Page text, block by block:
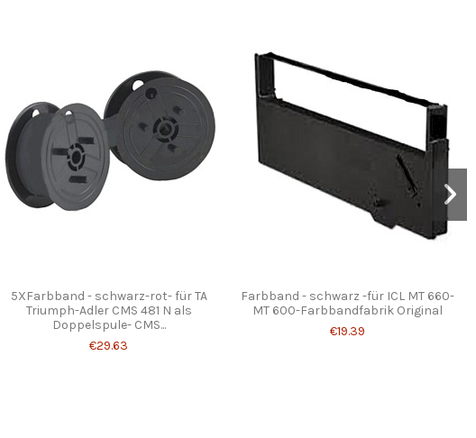
5XFarbband - schwarz-rot- für TA
Triumph-Adler CMS 481 N als
Doppelspule- CMS...
€29.63
Farbband - schwarz -für ICL MT 660-
MT 600-Farbbandfabrik Original
€19.39